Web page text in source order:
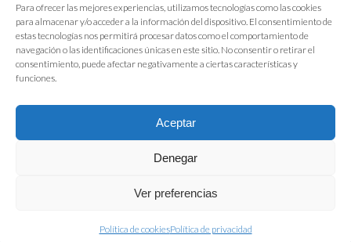
Para ofrecer las mejores experiencias, utilizamos tecnologías como las cookies
para almacenar y/o acceder a la información del dispositivo. El consentimiento de
estas tecnologías nos permitirá procesar datos como el comportamiento de
navegación o las identificaciones únicas en este sitio. No consentir o retirar el
consentimiento, puede afectar negativamente a ciertas características y
funciones.
Aceptar
Denegar
Ver preferencias
Política de cookiesPolítica de privacidad
FIAB Federación Española de Industrias de la Alimentación y Bebidas